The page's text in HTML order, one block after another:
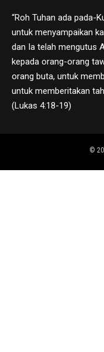
“Roh Tuhan ada pada-
untuk menyampaikan
dan Ia telah mengutus
kepada orang-orang
orang buta, untuk
untuk memberitakan
(Lukas 4:18-19)
©